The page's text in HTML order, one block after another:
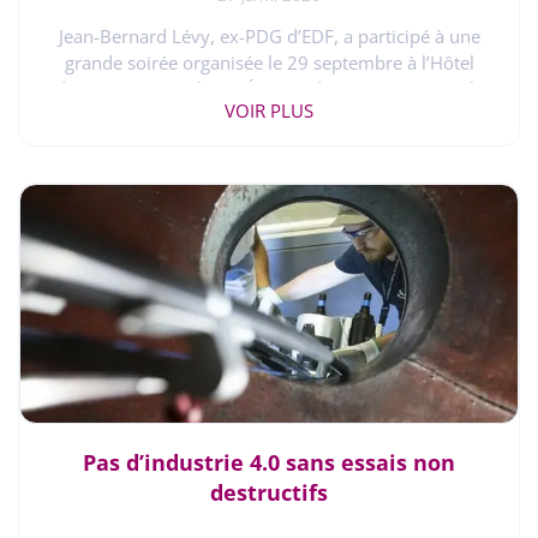
Jean-Bernard Lévy, ex-PDG d’EDF, a participé à une grande soirée organisée le 29 septembre à l’Hôtel d’Iéna (Paris) par le GP Énergie d’Arts et Métiers et le Club Industrie de l’Essec sur le thème « Énergie : l’heure des choix ». Dans un contexte international et hexagonal tendu, il a évoqué sans langue de bois des thèmes actuels majeurs tels que la compétitivité, la décarbonation, la relance du nucléaire, l’électrification croissante, le financement ou encore l’EPR de Flamanville. N’hésitant pas à mettre les décideurs face à leurs responsabilités. ____________________ Par Christophe Duprez Publié le 2026-01-14 dans Arts et Métiers magazine C’est dans une salle pleine à craquer, remplie en grande majorité de jeunes, que Léna Treglia et Clément Robin (Ch. 223), respectivement étudiants à l’Essec et à Arts et Métiers , se sont prêtés à l’art délicat de l’interview. Avec d’autant plus de mérite qu’ils avaient à leur côté un amateur aguerri – mais bienveillant – de l’exercice, Jean-Bernard Lévy, ancien dirigeant de Vivendi, de Thales puis d’EDF de 2014 à 2022 . Morceaux choisis. À l’Hôtel d’Iéna, la salle La Rochefoucauld était pleine à craquer, remplie en grande majorité de jeunes venus écouter le haut dirigeant. SOUVERAINETÉ, DÉCARBONATION ET COMPÉTITIVITÉ : IMPOSSIBLE ÉQUATION ? Un ex-PDG d’EDF sans langue de bois. « Les trois sont nécessaires. Nous avons besoin de souveraineté pour pouvoir décider, en tant que Français et Européens, de la contribution de l'énergie à notre bien-être collectif, que ce soit au niveau des ménages, des entreprises ou des institutions. Nous avons aussi besoin de décarboner. Or l'énergie est le premier contributeur mondial des émissions de carbone. Et tout cela doit être fait de manière compétitive, l’énergie jouant un rôle majeur dans l’activité économique. L'enjeu consiste aujourd'hui à trouver le bon équilibre dans ces politiques avant tout européennes, l’énergie faisant partie des sujets sur lesquels l'UE [Union européenne] a décidé d’instaurer des règles communes et un marché unique. « Nous, Européens, sommes plutôt très en avance dans le domaine de la décarbonation par rapport aux autres régions du monde. En revanche, en matière de souveraineté, nous ne sommes pas bien placés, car nous n’avons pas de pétrole et très peu de gaz. Et nous sommes probablement en train de perdre la bataille de la compétitivité, notamment par rapport aux États-Unis qui bénéficient du gaz et du pétrole de schiste. « À terme, nous pourrons, je l’espère, résoudre cette équation grâce à deux facteurs majeurs : la sobriété, dans laquelle l’Europe doit et peut encore progresser, et l’innovation, où nous restons bons dans certains domaines mais nous faisons dépasser dans d’autres par les États-Unis et la Chine. Nous devons reprendre la main sur l’innovation. » RELANCE DU NUCLÉAIRE : SUCCÈS OU ÉCHEC ? « Échec… pour le moment. Notre débat de ce soir s'appelle “l'heure des choix”. Or ce n'est plus de choix dont nous avons besoin, mais d’actes ! Il ne suffit pas de faire des discours “yakafokon décarboner” en relançant le nucléaire et en accélérant dans les renouvelables. Aujourd'hui, on les entend partout. Mais que fait-on en pratique ? Nous savons produire beaucoup d'électricité décarbonée, pour qu’elle se substitue à d'autres énergies qui, elles, émettent des gaz à effet de serre… En France comme au Parlement européen, on parle beaucoup, on fait des lois… Mais qu’est-on véritablement en train de construire ? Pour moi, l'Europe n'a pas compris que tout est question d’exécution, de rythme, et souvent d'imposer une volonté collective à des minorités qui défendent leur pré carré. Aujourd'hui, l’Europe stagne dans les principaux objectifs qu'elle s'est fixés, y compris celui, récent, de la relance du nucléaire, à laquelle beaucoup de pays et la Commission elle-même se sont opposés pendant des années. Or l'une des difficultés du nucléaire, c'est que la construction est longue et nécessite un niveau élevé de financements, alors que, plus tard, les coûts d'exploitation seront modestes. Heureusement, beaucoup de banques répondent présent pour le financement. » UNE FILIÈRE NUCLÉAIRE COMPÉTITIVE : À QUELLES CONDITIONS ? « Le premier prérequis, c'est la standardisation. Quand je dirigeais Thales, il n’existait qu’une seule autorité de standardisation pour l'aéronautique en Europe et une autre aux États-Unis. Pour un réacteur nucléaire, chaque grand pays définit ses propres règles… Les standards communs sont minimes. Avec une même règle qui ne serait pas redéfinie tous les quatre matins, nous irions beaucoup plus vite dans la construction nucléaire et donc dans la décarbonation. Il faut trouver un consensus parmi les principales nations concernées pour aboutir à un corpus unique. « Le deuxième prérequis, c’est le raccourcissement des délais de construction. Si l’on décide aujourd'hui – ce qui n’est toujours pas le cas en France – de construire un réacteur, il ne sera pas disponible avant 2037, car les modes de construction sont complexes et il faut jouer de l’effet de série. La Chine montre l’exemple. « Le troisième prérequis, particulièrement fort s’agissant de l'Europe qui a pratiquement arrêté de construire des centrales depuis trente ans, c'est la main-d'œuvre qualifiée d’ingénieurs et de techniciens. Nous nous trouvons dans une période de quasi-pénurie. Si l’on suit les perspectives tracées par le président de la République, il y a trois ans et demi à Belfort, l'industrie nucléaire va devoir recruter 25 % des ingénieurs formés chaque année en France. » AU VU DES DÉBOIRES DE L’EPR DE FLAMANVILLE, LA FRANCE EST-ELLE TOUJOURS CAPABLE DE CONSTRUIRE DES CENTRALES NUCLÉAIRES DE TRÈS HAUTE QUALITÉ, SANS DÉLAIS NI SURCOÛTS ? « La réponse n'est pas acquise. Flamanville a rencontré des difficultés considérables. Nous avons perdu la main, il ne faut pas se le cacher, pour deux raisons principales. « La première est que nous n’avons pas construit de centrales pendant longtemps. On a bâti près de 60 réacteurs nucléaires entre 1970 et 2000. Puis on a arrêté d’en commander parce que l’on considérait qu’il y avait trop d'électricité. C’est ainsi que, depuis vingt-cinq ans, un seul réacteur, l’EPR, a été construit, de façon évidemment difficile. Et, pour l'instant, il n'y en a pas d'autre : on en reste au stade des discours. C’est un vrai souci pour EDF et les 200 000 salariés de la filière nucléaire française. Quand nous redémarrerons, serons-nous capables de retrouver un rythme de construction honorable ? « La seconde raison est la complexification des réacteurs. Des règles, souvent franco-françaises, se sont superposées les unes aux autres depuis la construction des premiers réacteurs. Cela mériterait une bonne dose de simplification. Or ce n'est pas ce que l'autorité de sûreté nucléaire a en tête : elle empile les exigences, quelquefois même avec l'accord de l'exploitant. Leur accumulation constitue un frein potentiel à la construction des prochains réacteurs dans des délais et avec des coûts raisonnables. » LES INFRASTRUCTURES FRANÇAISES ACTUELLES SONT-ELLES PRÊTES À RÉPONDRE À L'ÉLECTRIFICATION DES BESOINS ? « Oui, à court terme. Le réseau est de très bonne qualité et bien maillé. Mais, dans l'énergie, on raisonne sur des décennies et l’on voit bien que, avec l'électrification du chauffage, des transports ou encore des procédés industriels, on aura besoin de plus d'électricité, qu’il va falloir produire et acheminer via des réseaux. Or les deux grands opérateurs français, RTE, qui a le monopole du transport, et Enedis, qui a presque partout celui de la distribution, ont raisonnablement dit l'un et l'autre qu'ils avaient besoin de dizaines de milliards d'euros d'investissement dans les années qui viennent. » LE MIX NUCLÉAIRE COMBINANT GRANDS, MOYENS ET PETITS RÉACTEURS : SOLUTION DE DEMAIN ? « Aujourd'hui, force est de constater que, dans les pays où l’on construit des réacteurs, il ne s’agit que de grandes puissances. Certains n’en bâtissent pas du tout. Par exemple, aux États-Unis, le président Trump s’est dit très favorable au nucléaire, et le président Biden ne s'y opposait pas. Mais ils ne construisent pas de nouveau réacteur depuis des années : ils ont tellement de gaz de schiste bon marché qu’ils considèrent qu’ils peuvent se le permettre, s'asseyant au passage sur les problèmes de réchauffement climatique. Des essais ont bien été faits sur des petits réacteurs modulaires en Russie, en Chine… mais le résultat est, pour l'instant, peu concluant sur le plan économique. Je pense donc que nous ne sommes pas à la veille d'un engouement pour la construction massive de petits réacteurs modulaires et que ceux de taille importante devraient constituer l'essentiel des constructions du renouveau nucléaire. » NEUTRALITÉ CARBONE EN 2050 : RÉALISTE ? « Nous sommes probablement en train d'échouer. Les Chinois font leur maximum, mais ils n'arrivent pas à plafonner leurs émissions alors qu’ils produisent autant d’énergie éolienne et solaire que tous les autres pays du monde réunis. Ils n'avaient d’ailleurs pas promis 2050, mais 2060. Les Indiens, qui tablaient sur 2070, produisent ce qu’ils peuvent en énergies renouvelables mais continuent à utiliser beaucoup de charbon et à importer énormément de gaz, contribuant au passage à aider les Russes. Les Américains qui, avec les Chinois, constituent les plus gros émetteurs de gaz à effet de serre, ne promettent plus rien du tout : ils se sont retirés de l'accord de Paris, et leur président considère que le réchauffement climatique est une supercherie… L’UE et quelques autres pays, comme le Canada et le Japon, tentent de s’en tenir aux objectifs fixés dans la foulée de l'accord de Paris, mais il y a de quoi s’inquiéter. Par conséquent, tous les pays un peu sérieux, dont la France, se préoccupent désormais d’« adaptation » : faire en sorte qu'on puisse continuer à vivre en s'adaptant à un monde qui
VOIR PLUS
Pas d’industrie 4.0 sans essais non
destructifs